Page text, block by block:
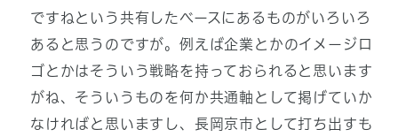
ですねという共有したベースにあるものがいろいろ
あると思うのですが。例えば企業とかのイメージロ
ゴとかはそういう戦略を持っておられると思います
がね、そういうものを何か共通軸として掲げていか
なければと思いますし、長岡京市として打ち出すも